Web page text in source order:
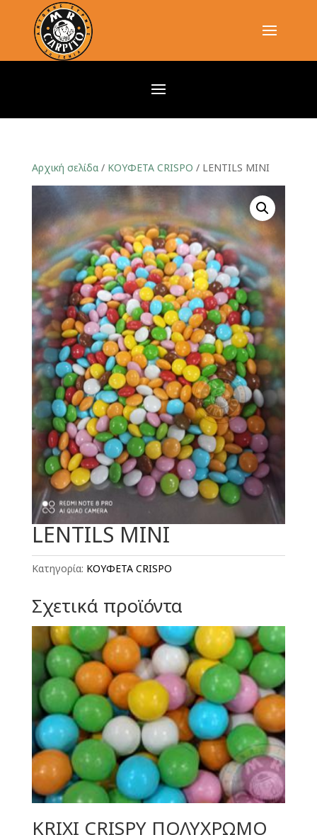
Αρχική σελίδα/ ΚΟΥΦΕΤΑ CRISPO / LENTILS MINI
LENTILS MINI
Κατηγορία: ΚΟΥΦΕΤΑ CRISPO
Σχετικά προϊόντα
KRIXI CRISPY ΠΟΛΥΧΡΩΜO